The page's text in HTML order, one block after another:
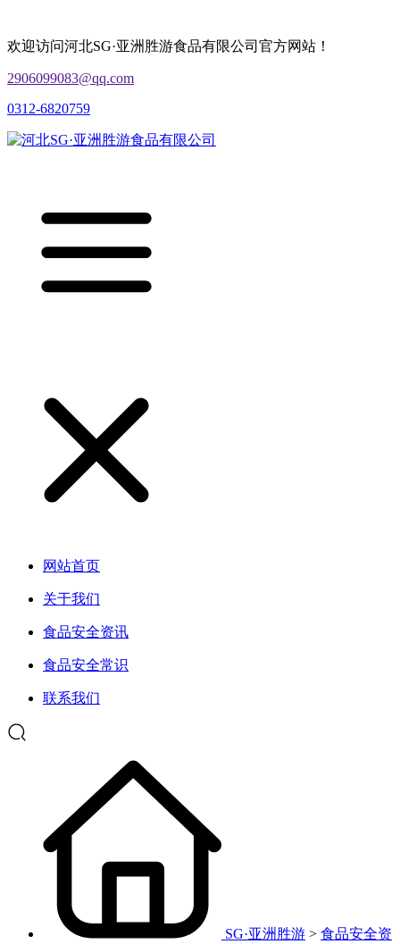
欢迎访问河北SG·亚洲胜游食品有限公司官方网站！
2906099083@qq.com
0312-6820759
网站首页
关于我们
食品安全资讯
食品安全常识
联系我们
SG·亚洲胜游 > 食品安全资